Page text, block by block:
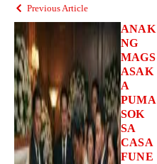
Previous Article
ANAK
NG
MAGS
ASAK
A
PUMA
SOK
SA
CASA
FUNE